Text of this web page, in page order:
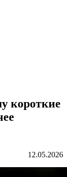
короткие
12.05.2026